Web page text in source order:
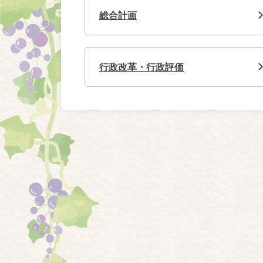
総合計画
行政改革・行政評価